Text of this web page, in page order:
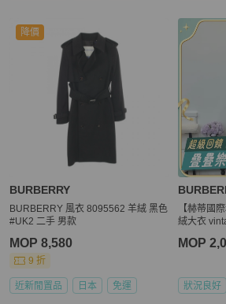
降價
BURBERRY
BURBERRY 風衣 8095562 羊絨 黑色
#UK2 二手 男款
MOP 8,580
9 折
近新閒置品 日本 免運
【赫蒂國
絨大衣
MOP
狀況良好